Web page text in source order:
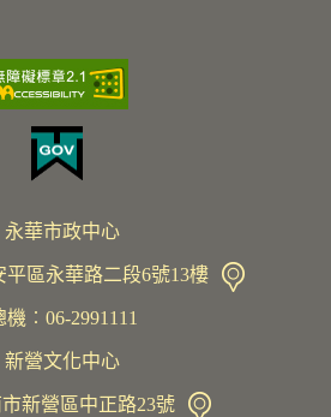
永華市政中心
平區永華路二段6號13樓
機︰06-2991111
新營文化中心
市新營區中正路23號